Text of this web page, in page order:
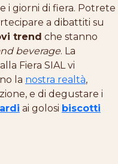
i giorni di fiera. Potrete
a dibattiti su
trend che stanno
beverage. La
Fiera SIAL vi
la nostra realtà,
e di degustare i
ai golosi biscotti